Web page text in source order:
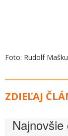
Foto: Rudolf
ZDIEĽAJ
Najnovšie